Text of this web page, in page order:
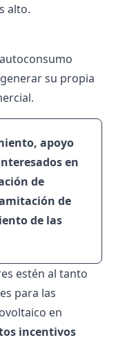
alto.
su propia
apoyo
en
de
de
de las
estén al tanto
para las
en
incentivos